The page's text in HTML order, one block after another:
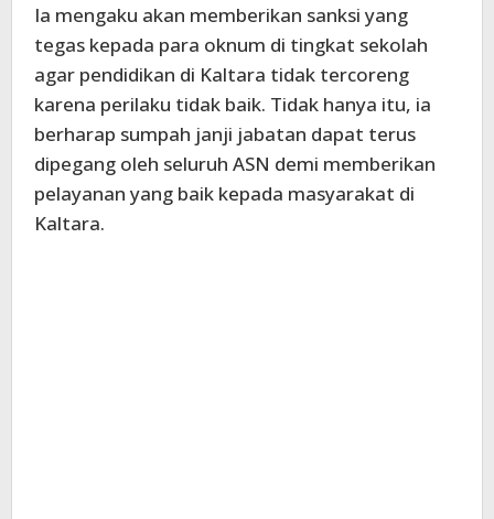
Ia mengaku akan memberikan sanksi yang
tegas kepada para oknum di tingkat sekolah
agar pendidikan di Kaltara tidak tercoreng
karena perilaku tidak baik. Tidak hanya itu, ia
berharap sumpah janji jabatan dapat terus
dipegang oleh seluruh ASN demi memberikan
pelayanan yang baik kepada masyarakat di
Kaltara.